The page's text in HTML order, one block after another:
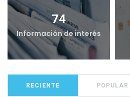
74
Información de interés
RECIENTE POPULAR